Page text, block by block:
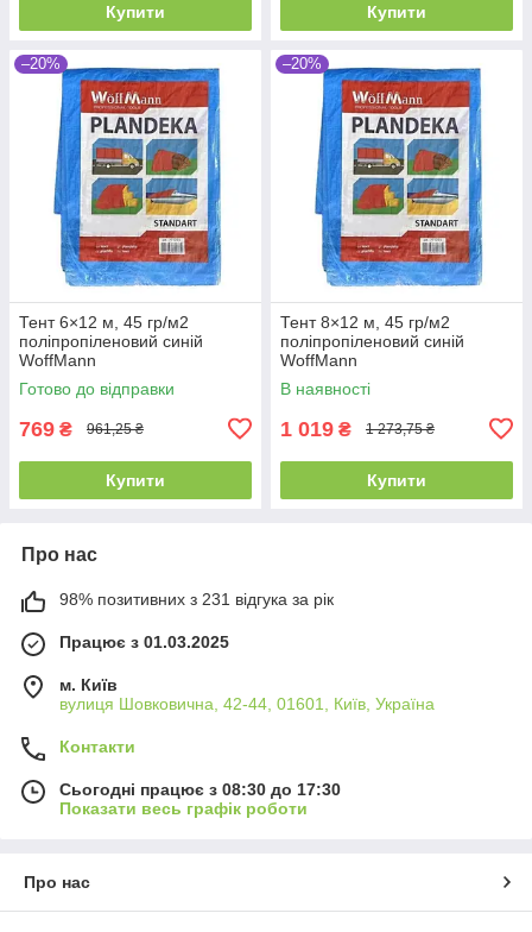
Купити Купити
–20%
Тент 6×12 м, 45 гр/м2
поліпропіленовий синій
WoffMann
Готово до відправки
769 ₴ 961,25 ₴
Купити
–20%
Тент 8×12 м, 45 гр/м2
поліпропіленовий синій
WoffMann
В наявності
1 019 ₴ 1 273,75 ₴
Купити
Про нас
98% позитивних з 231 відгука за рік
Працює з 01.03.2025
м. Київ
вулиця Шовковична, 42-44, 01601, Київ, Україна
Контакти
Сьогодні працює з 08:30 до 17:30
Показати весь графік роботи
Про нас